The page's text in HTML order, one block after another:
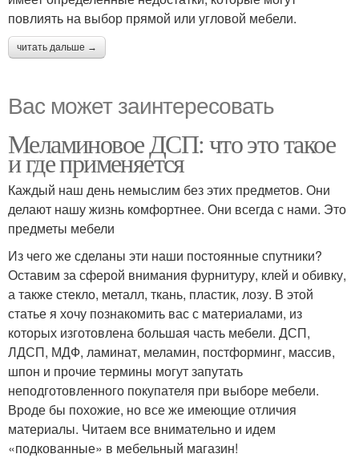
повлиять на выбор прямой или угловой мебели.
читать дальше →
Вас может заинтересовать
Меламиновое ДСП: что это такое
и где применяется
Каждый наш день немыслим без этих предметов. Они
делают нашу жизнь комфортнее. Они всегда с нами. Это
предметы мебели
Из чего же сделаны эти наши постоянные спутники?
Оставим за сферой внимания фурнитуру, клей и обивку,
а также стекло, металл, ткань, пластик, лозу. В этой
статье я хочу познакомить вас с материалами, из
которых изготовлена большая часть мебели. ДСП,
ЛДСП, МДФ, ламинат, меламин, постформинг, массив,
шпон и прочие термины могут запутать
неподготовленного покупателя при выборе мебели.
Вроде бы похожие, но все же имеющие отличия
материалы. Читаем все внимательно и идем
«подкованные» в мебельный магазин!